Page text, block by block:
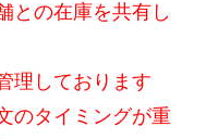
との在庫を共有し
理しております
のタイミングが重